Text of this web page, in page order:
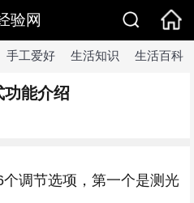
验网
手工爱好 生活知识 生活百科
功能介绍
节选项，第一个是测光